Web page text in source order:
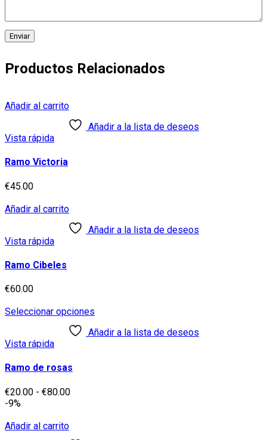
Productos Relacionados
Añadir al carrito
Añadir a la lista de deseos
Vista rápida
Ramo Victoria
€45.00
Añadir al carrito
Añadir a la lista de deseos
Vista rápida
Ramo Cibeles
€60.00
Seleccionar opciones
tiene
Añadir a la lista de deseos
Vista rápida
Ramo de rosas
€20.00 - €80.00Rango
-9%
Añadir al carrito